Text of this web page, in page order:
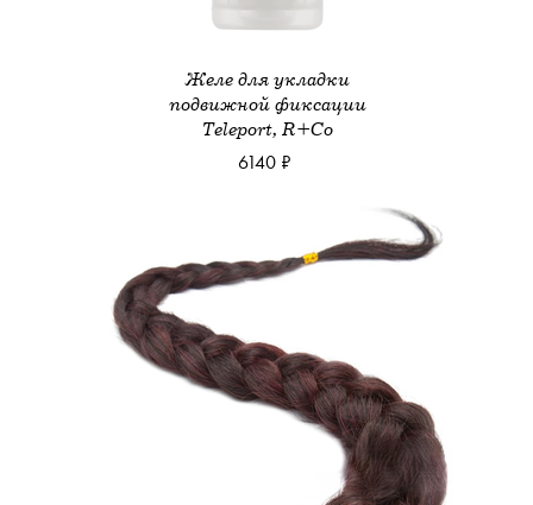
Желе для укладки
подвижной фиксации
Teleport, R+Co
6140 ₽